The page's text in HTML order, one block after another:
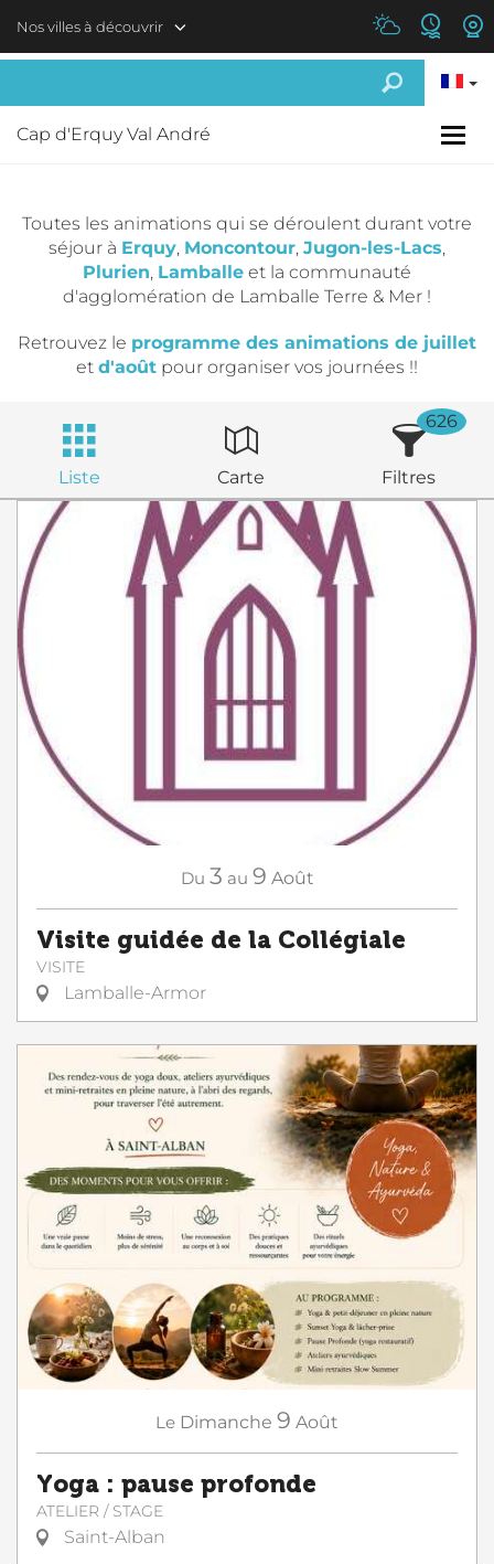
Nos villes à découvrir
Cap d'Erquy Val André
Toutes les animations qui se déroulent durant votre
séjour à Erquy, Moncontour, Jugon-les-Lacs,
Plurien, Lamballe et la communauté
d'agglomération de Lamballe Terre & Mer !
Retrouvez le programme des animations de juillet
et d'août pour organiser vos journées !!
Liste Carte Filtres
626
Du 3 au 9 Août
Visite guidée de la Collégiale
VISITE
Lamballe-Armor
Le Dimanche 9 Août
Yoga : pause profonde
ATELIER / STAGE
Saint-Alban